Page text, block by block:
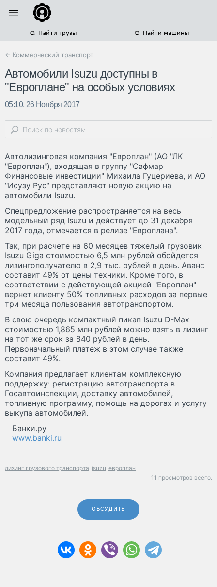
Найти грузы Найти машины
← Коммерческий транспорт
Автомобили Isuzu доступны в
"Европлане" на особых условиях
05:10, 26 Ноября 2017
Автолизинговая компания "Европлан" (АО "ЛК
"Европлан"), входящая в группу "Сафмар
Финансовые инвестиции" Михаила Гуцериева, и АО
"Исузу Рус" представляют новую акцию на
автомобили Isuzu.
Спецпредложение распространяется на весь
модельный ряд Isuzu и действует до 31 декабря
2017 года, отмечается в релизе "Европлана".
Так, при расчете на 60 месяцев тяжелый грузовик
Isuzu Giga стоимостью 6,5 млн рублей обойдется
лизингополучателю в 2,9 тыс. рублей в день. Аванс
составит 49% от цены техники. Кроме того, в
соответствии с действующей акцией "Европлан"
вернет клиенту 50% топливных расходов за первые
три месяца пользования автотранспортом.
В свою очередь компактный пикап Isuzu D-Max
стоимостью 1,865 млн рублей можно взять в лизинг
на тот же срок за 840 рублей в день.
Первоначальный платеж в этом случае также
составит 49%.
Компания предлагает клиентам комплексную
поддержку: регистрацию автотранспорта в
Госавтоинспекции, доставку автомобилей,
топливную программу, помощь на дорогах и услугу
выкупа автомобилей.
Банки.ру
www.banki.ru
лизинг грузового транспорта isuzu европлан
11 просмотров всего.
ОБСУДИТЬ